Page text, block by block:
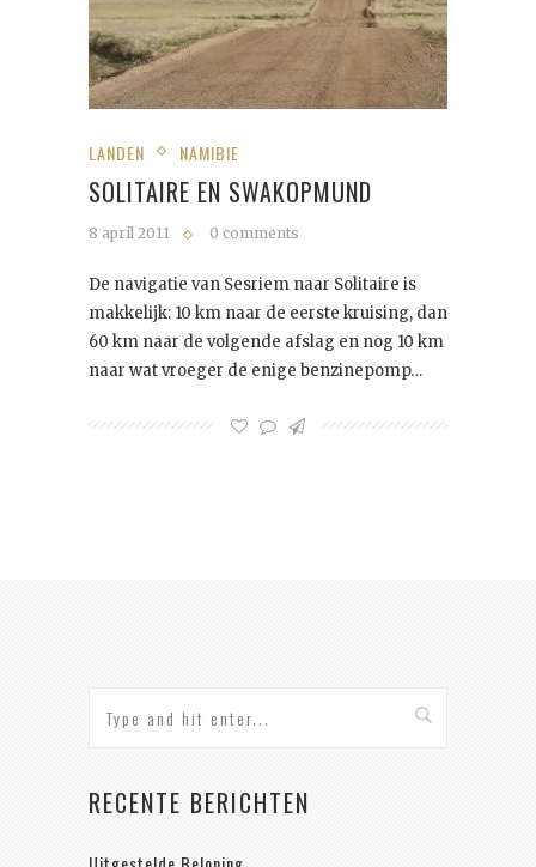
LANDEN NAMIBIE
SOLITAIRE EN SWAKOPMUND
8 april 2011 0 comments
De navigatie van Sesriem naar Solitaire is
makkelijk: 10 km naar de eerste kruising, dan
60 km naar de volgende afslag en nog 10 km
naar wat vroeger de enige benzinepomp…
RECENTE BERICHTEN